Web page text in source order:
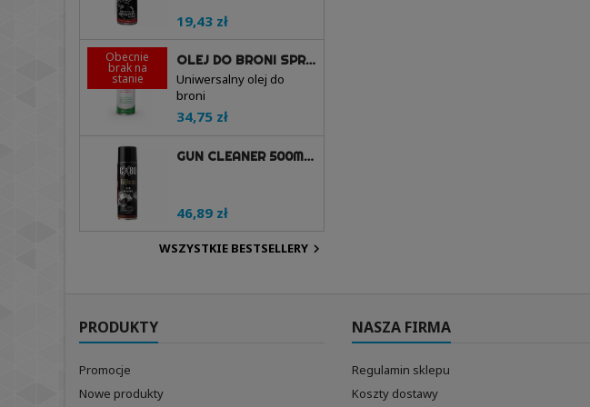
19,43 zł
Obecnie
brak na
stanie
OLEJ DO BRONI SPRAY 200ML - BALLISTOL
Uniwersalny olej do
broni
34,75 zł
GUN CLEANER 500ML - RIFLECX
46,89 zł
WSZYSTKIE BESTSELLERY 
PRODUKTY
Promocje
Nowe produkty
NASZA FIRMA
Regulamin sklepu
Koszty dostawy